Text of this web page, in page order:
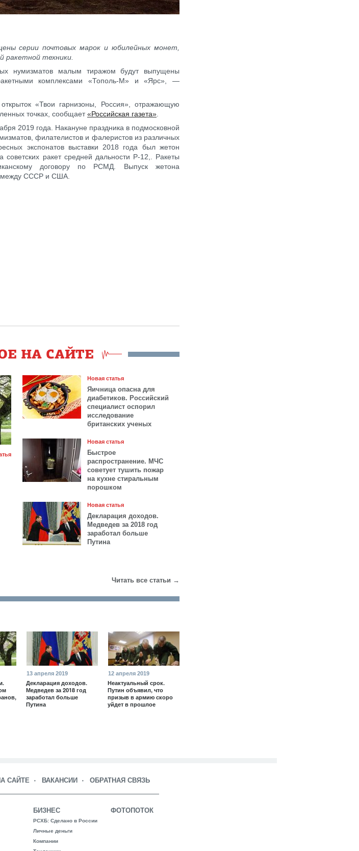
серии почтовых марок и юбилейных монет,
ракетной техники.
нумизматов малым тиражом будут выпущены
комплексами «Тополь-М» и «Ярс», —
«Твои гарнизоны, Россия», отражающую
точках, сообщает«Российская газета»
2019 года. Накануне праздника в подмосковной
филателистов и фалеристов из различных
экспонатов выставки 2018 года был жетон
советских ракет средней дальности Р-12,. Ракеты
договору по РСМД. Выпуск жетона
между СССР и США.
Новая статья
Яичница опасна для
диабетиков. Российский
специалист оспорил
исследование
британских ученых
Новая статья
Быстрое
распространение. МЧС
советует тушить пожар
на кухне стиральным
порошком
Новая статья
Декларация доходов.
Медведев за 2018 год
заработал больше
Путина
Читать все статьи →
13 апреля 2019
Декларация доходов.
Медведев за 2018 год
заработал больше
Путина
12 апреля 2019
Неактуальный срок.
Путин объявил, что
призыв в армию скоро
уйдет в прошлое
САЙТЕ ВАКАНСИИ ОБРАТНАЯ СВЯЗЬ
БИЗНЕС
РСХБ: Сделано в России
Личные деньги
Компании
ФОТОПОТОК